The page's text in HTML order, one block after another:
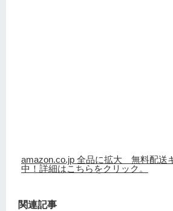
amazon.co.jp 全品に拡大 無料配送
中！詳細はこちらをクリック。
関連記事